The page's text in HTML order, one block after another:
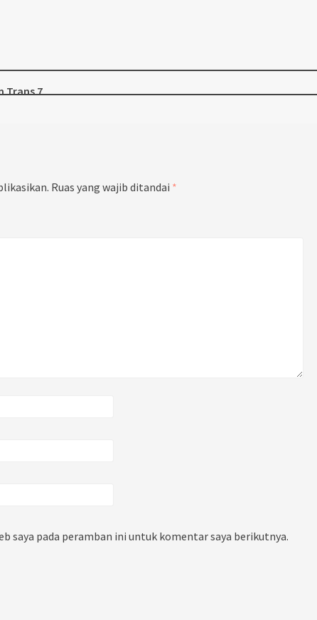
Trans 7
Ruas yang wajib ditandai *
saya pada peramban ini untuk komentar saya berikutnya.